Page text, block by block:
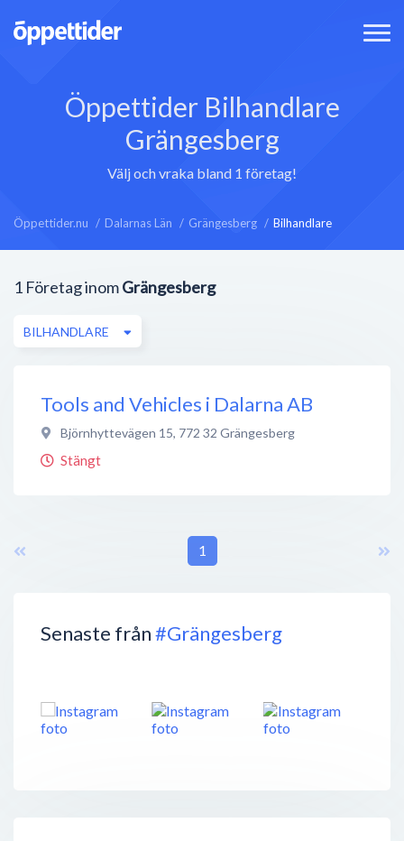
Öppettider Bilhandlare
Grängesberg
Välj och vraka bland 1 företag!
Öppettider.nu Dalarnas Län Grängesberg Bilhandlare
Senaste från#Grängesberg
1 Företag inomGrängesberg
BILHANDLARE
Tools and Vehicles i Dalarna AB
Björnhyttevägen 15, 772 32 Grängesberg
Stängt
1